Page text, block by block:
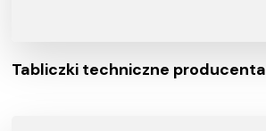
Tabliczki techniczne producenta